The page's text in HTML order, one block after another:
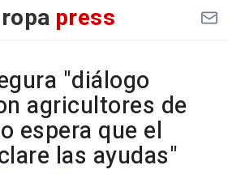
press
"diálogo
agricultores de
espera que el
las ayudas"